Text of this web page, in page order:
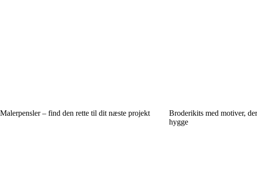
Malerpensler – find den rette til dit næste projekt
Broderikits med motiver,
hygge